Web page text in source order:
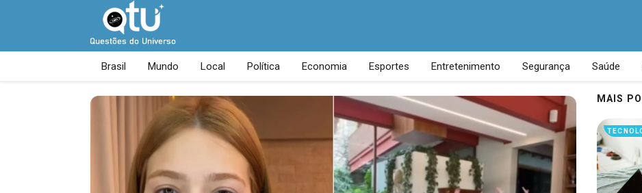
Brasil Mundo Local Política Economia Esportes Entretenimento Segurança Saúde
MAIS